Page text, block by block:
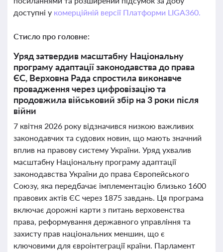
доступні у комерційній версії Платформи LIGA360.
Стисло про головне:
Уряд затвердив масштабну Національну
програму адаптації законодавства до права
ЄС, Верховна Рада спростила виконавче
провадження через цифровізацію та
продовжила військовий збір на 3 роки після
війни
7 квітня 2026 року відзначився низкою важливих
законодавчих та судових новин, що мають значний
вплив на правову систему України. Уряд ухвалив
масштабну Національну програму адаптації
законодавства України до права Європейського
Союзу, яка передбачає імплементацію близько 1600
правових актів ЄС через 1875 завдань. Ця програма
включає дорожні карти з питань верховенства
права, реформування державного управління та
захисту прав національних меншин, що є
ключовими для євроінтеграції країни. Парламент